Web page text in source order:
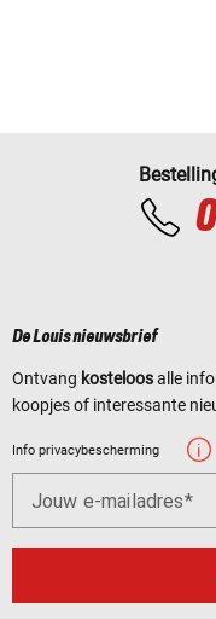
De Louis nieuwsbrief
Ontvang kosteloosalle
koopjes of interessante
Info privacybescherming
Jouw e-mailadres